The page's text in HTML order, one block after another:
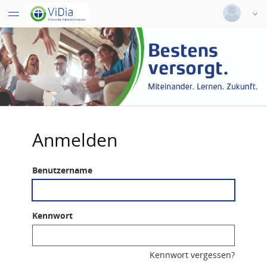
Login
Versionsnummer: 2026.2.04.63526
Anmelden
Benutzername
Kennwort
Kennwort vergessen?